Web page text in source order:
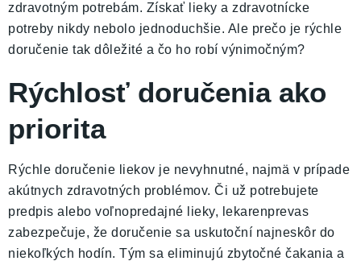
zdravotným potrebám. Získať lieky a zdravotnícke
potreby nikdy nebolo jednoduchšie. Ale prečo je rýchle
doručenie tak dôležité a čo ho robí výnimočným?
Rýchlosť doručenia ako
priorita
Rýchle doručenie liekov je nevyhnutné, najmä v prípade
akútnych zdravotných problémov. Či už potrebujete
predpis alebo voľnopredajné lieky, lekarenprevas
zabezpečuje, že doručenie sa uskutoční najneskôr do
niekoľkých hodín. Tým sa eliminujú zbytočné čakania a